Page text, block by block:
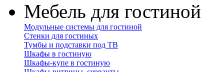
Мебель для гостиной
Модульные системы для гостиной
Стенки для гостиных
Тумбы и подставки под ТВ
Шкафы в гостиную
Шкафы-купе в гостиную